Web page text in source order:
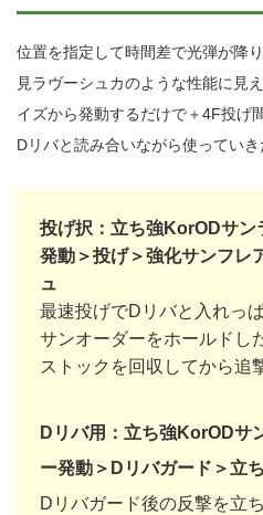
位置を指定して時間差で光弾が降
見ラヴーシュカのような性能に見
イズから発動するだけで＋4F投げ
Dリバと読み合いながら使っていき
投げ択：立ち強KorODサ
発動＞投げ＞強化サンフレ
ュ
最速投げでDリバと入れっ
サンオーダーをホールドし
ストックを回収してから追
Dリバ用：立ち強KorODサ
ー発動＞Dリバガード＞立
Dリバガード後の反撃を立